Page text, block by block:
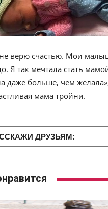
верю счастью. Мои
Я так мечтала стать
даже больше, чем
мама тройни.
ДРУЗЬЯМ: